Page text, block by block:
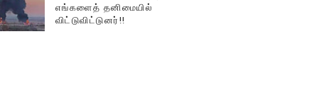
எங்களைத் தனிமையில்
விட்டுவிட்டுனர்!!